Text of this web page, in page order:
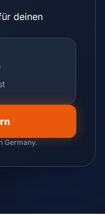
deinen
Germany.